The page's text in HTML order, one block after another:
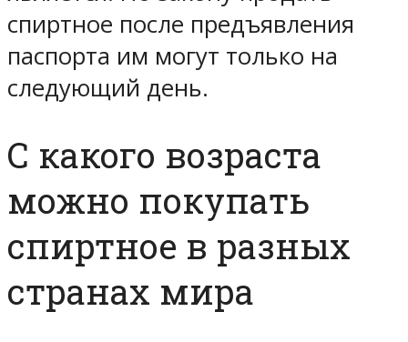
спиртное после предъявления
паспорта им могут только на
следующий день.
С какого возраста
можно покупать
спиртное в разных
странах мира